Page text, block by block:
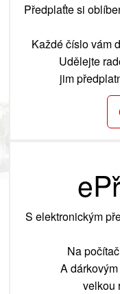
Předplaťte si
Každé číslo vám
Udělejte
jim
S elektronickým
Na
A
velkou